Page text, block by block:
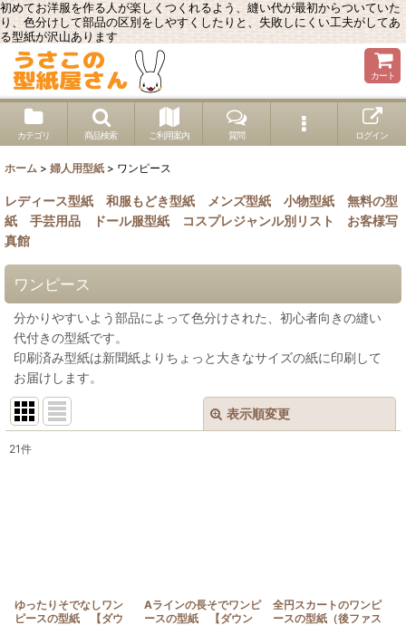
初めてお洋服を作る人が楽しくつくれるよう、縫い代が最初からついていた
り、色分けして部品の区別をしやすくしたりと、失敗しにくい工夫がしてあ
る型紙が沢山あります
カート
カテゴリ 商品検索 ご利用案内 質問 ログイン
ホーム > 婦人用型紙 > ワンピース
レディース型紙 和服もどき型紙 メンズ型紙 小物型紙
無料の型
紙
手芸用品 ドール服型紙 コスプレジャンル別リスト
お客様写
真館
ワンピース
分かりやすいよう部品によって色分けされた、初心者向きの縫い
代付きの型紙です。
印刷済み型紙は新聞紙よりちょっと大きなサイズの紙に印刷して
お届けします。
表示順変更
21件
ゆったりそでなしワン
ピースの型紙 【ダウ
Aラインの長そでワンピ
ースの型紙 【ダウン
全円スカートのワンピ
ースの型紙（後ファス